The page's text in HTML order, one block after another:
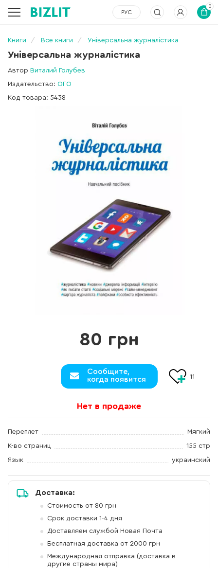
РУС
0
Книги Все книги Універсальна журналістика
Універсальна журналістика
Автор Виталий Голубев
Издательство: ОГО
Код товара: 5438
80 грн
Сообщите,
когда появится
11
Нет в продаже
Переплет Мягкий
К-во страниц 155 стр
Язык украинский
Доставка:
Стоимость от 80 грн
Срок доставки 1-4 дня
Доставляем службой Новая Почта
Бесплатная доставка от 2000 грн
Международная отправка (доставка в
другие страны мира)